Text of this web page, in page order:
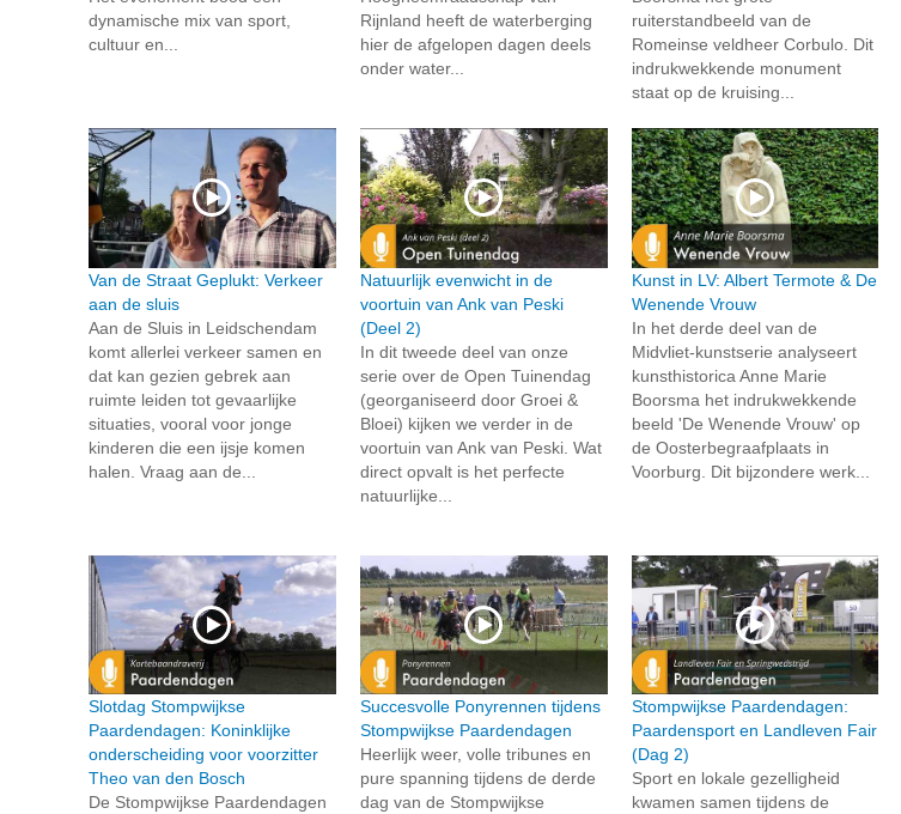
dynamische mix van sport,
cultuur en...
Rijnland heeft de waterberging
hier de afgelopen dagen deels
onder water...
ruiterstandbeeld van de
Romeinse veldheer Corbulo. Dit
indrukwekkende monument
staat op de kruising...
Van de Straat Geplukt: Verkeer
aan de sluis
Aan de Sluis in Leidschendam
komt allerlei verkeer samen en
dat kan gezien gebrek aan
ruimte leiden tot gevaarlijke
situaties, vooral voor jonge
kinderen die een ijsje komen
halen. Vraag aan de...
Natuurlijk evenwicht in de
voortuin van Ank van Peski
(Deel 2)
In dit tweede deel van onze
serie over de Open Tuinendag
(georganiseerd door Groei &
Bloei) kijken we verder in de
voortuin van Ank van Peski. Wat
direct opvalt is het perfecte
natuurlijke...
Kunst in LV: Albert Termote & De
Wenende Vrouw
In het derde deel van de
Midvliet-kunstserie analyseert
kunsthistorica Anne Marie
Boorsma het indrukwekkende
beeld 'De Wenende Vrouw' op
de Oosterbegraafplaats in
Voorburg. Dit bijzondere werk...
Slotdag Stompwijkse
Paardendagen: Koninklijke
onderscheiding voor voorzitter
Theo van den Bosch
De Stompwijkse Paardendagen
Succesvolle Ponyrennen tijdens
Stompwijkse Paardendagen
Heerlijk weer, volle tribunes en
pure spanning tijdens de derde
dag van de Stompwijkse
Stompwijkse Paardendagen:
Paardensport en Landleven Fair
(Dag 2)
Sport en lokale gezelligheid
kwamen samen tijdens de